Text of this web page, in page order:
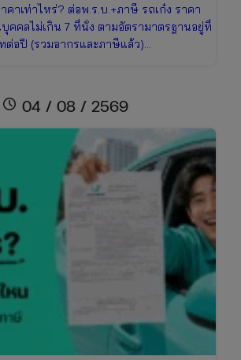
คาเท่าไหร่? ต่อพ.ร.บ.+ภาษี รถเก๋ง ราคา
คคลไม่เกิน 7 ที่นั่ง ตามอัตรามาตรฐานอยู่ที่
อปี (รวมอากรและภาษีแล้ว)…
รถ
เช็ก
ข้อมูล
เพื่อ
เตรียม
ให้
schedule 04 / 08 / 2569